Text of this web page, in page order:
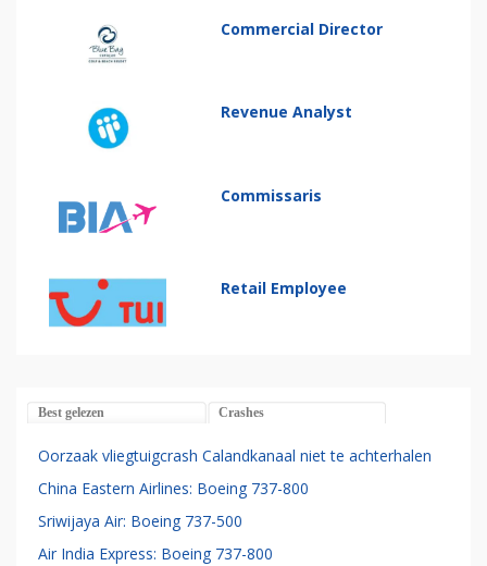
Commercial Director
Revenue Analyst
Commissaris
Retail Employee
Best gelezen Crashes
Oorzaak vliegtuigcrash Calandkanaal niet te achterhalen
China Eastern Airlines: Boeing 737-800
Sriwijaya Air: Boeing 737-500
Air India Express: Boeing 737-800